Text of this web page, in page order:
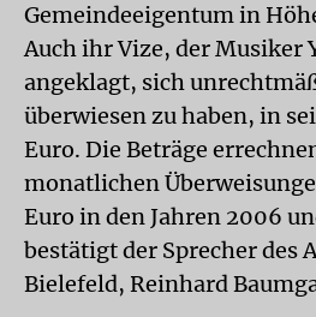
Gemeindeeigentum in
Auch ihr Vize, der Musiker
angeklagt, sich
überwiesen zu haben, in
Euro. Die Beträge
monatlichen
Euro in den Jahren 2006
bestätigt der Sprecher des
Bielefeld, Reinhard